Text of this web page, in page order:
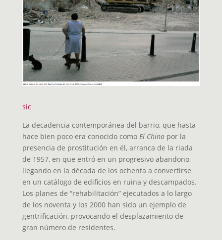
sic
La decadencia contemporánea del barrio, que hasta
hace bien poco era conocido como El Chino por la
presencia de prostitución en él, arranca de la riada
de 1957, en que entró en un progresivo abandono,
llegando en la década de los ochenta a convertirse
en un catálogo de edificios en ruina y descampados.
Los planes de “rehabilitación” ejecutados a lo largo
de los noventa y los 2000 han sido un ejemplo de
gentrificación, provocando el desplazamiento de
gran número de residentes.